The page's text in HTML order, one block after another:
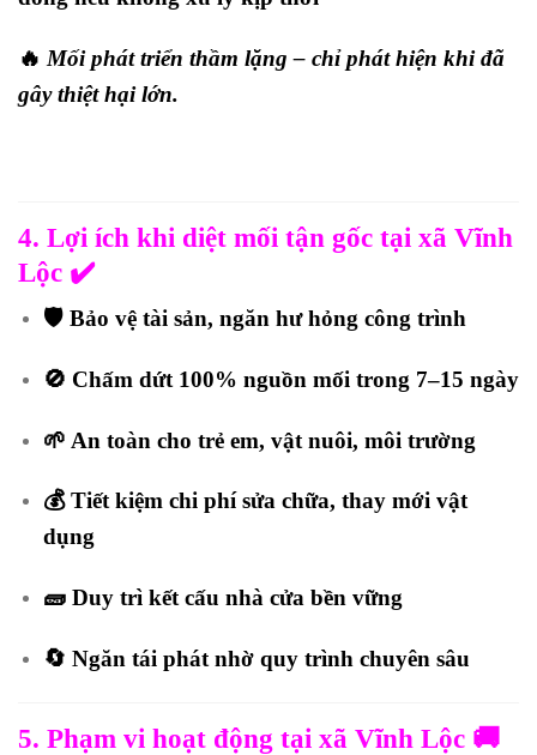
🔥 Mối phát triển thầm lặng – chỉ phát hiện khi đã
gây thiệt hại lớn.
4. Lợi ích khi diệt mối tận gốc tại xã Vĩnh
Lộc ✔️
🛡️ Bảo vệ tài sản, ngăn hư hỏng công trình
🚫 Chấm dứt 100% nguồn mối trong 7–15 ngày
🌱 An toàn cho trẻ em, vật nuôi, môi trường
💰 Tiết kiệm chi phí sửa chữa, thay mới vật
dụng
🧱 Duy trì kết cấu nhà cửa bền vững
🔄 Ngăn tái phát nhờ quy trình chuyên sâu
5. Phạm vi hoạt động tại xã Vĩnh Lộc 🚚